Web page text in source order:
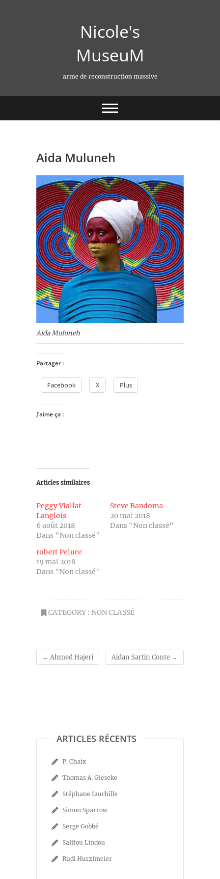
Nicole's
MuseuM
arme de reconstruction massive
Aida Muluneh
Aida Muluneh
Partager :
Facebook X Plus
J’aime ça :
Articles similaires
Peggy Viallat-
Langlois
6 août 2018
Dans "Non classé"
Steve Bandoma
20 mai 2018
Dans "Non classé"
robert Peluce
19 mai 2018
Dans "Non classé"
CATEGORY : NON CLASSÉ
← Ahmed Hajeri Aidan Sartin Conte →
ARTICLES RÉCENTS
P. Chaix
Thomas A. Gieseke
Stéphane fauchille
Simon Sparrow
Serge Gobbé
Salifou Lindou
Rudi Hurzlmeier